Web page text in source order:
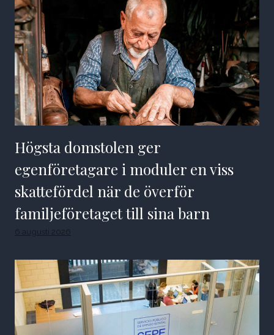
Högsta domstolen ger
egenföretagare i moduler en viss
skattefördel när de överför
familjeföretaget till sina barn
6 augusti 2026